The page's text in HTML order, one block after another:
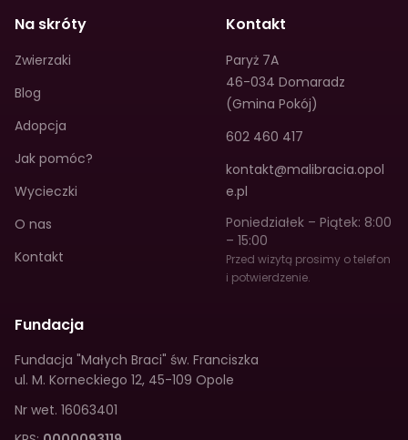
Na skróty
Zwierzaki
Blog
Adopcja
Jak pomóc?
Wycieczki
O nas
Kontakt
Kontakt
Paryż 7A
46-034 Domaradz
(Gmina Pokój)
602 460 417
kontakt@malibracia.opol
e.pl
Poniedziałek – Piątek: 8:00
– 15:00
Przed wizytą prosimy o telefon
i potwierdzenie.
Fundacja
Fundacja "Małych Braci" św. Franciszka
ul. M. Korneckiego 12, 45-109 Opole
Nr wet. 16063401